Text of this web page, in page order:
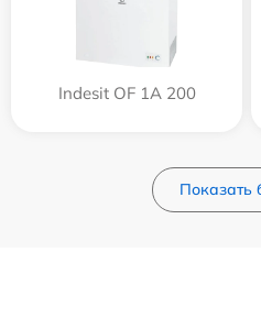
Indesit OF 1A 200
Показать